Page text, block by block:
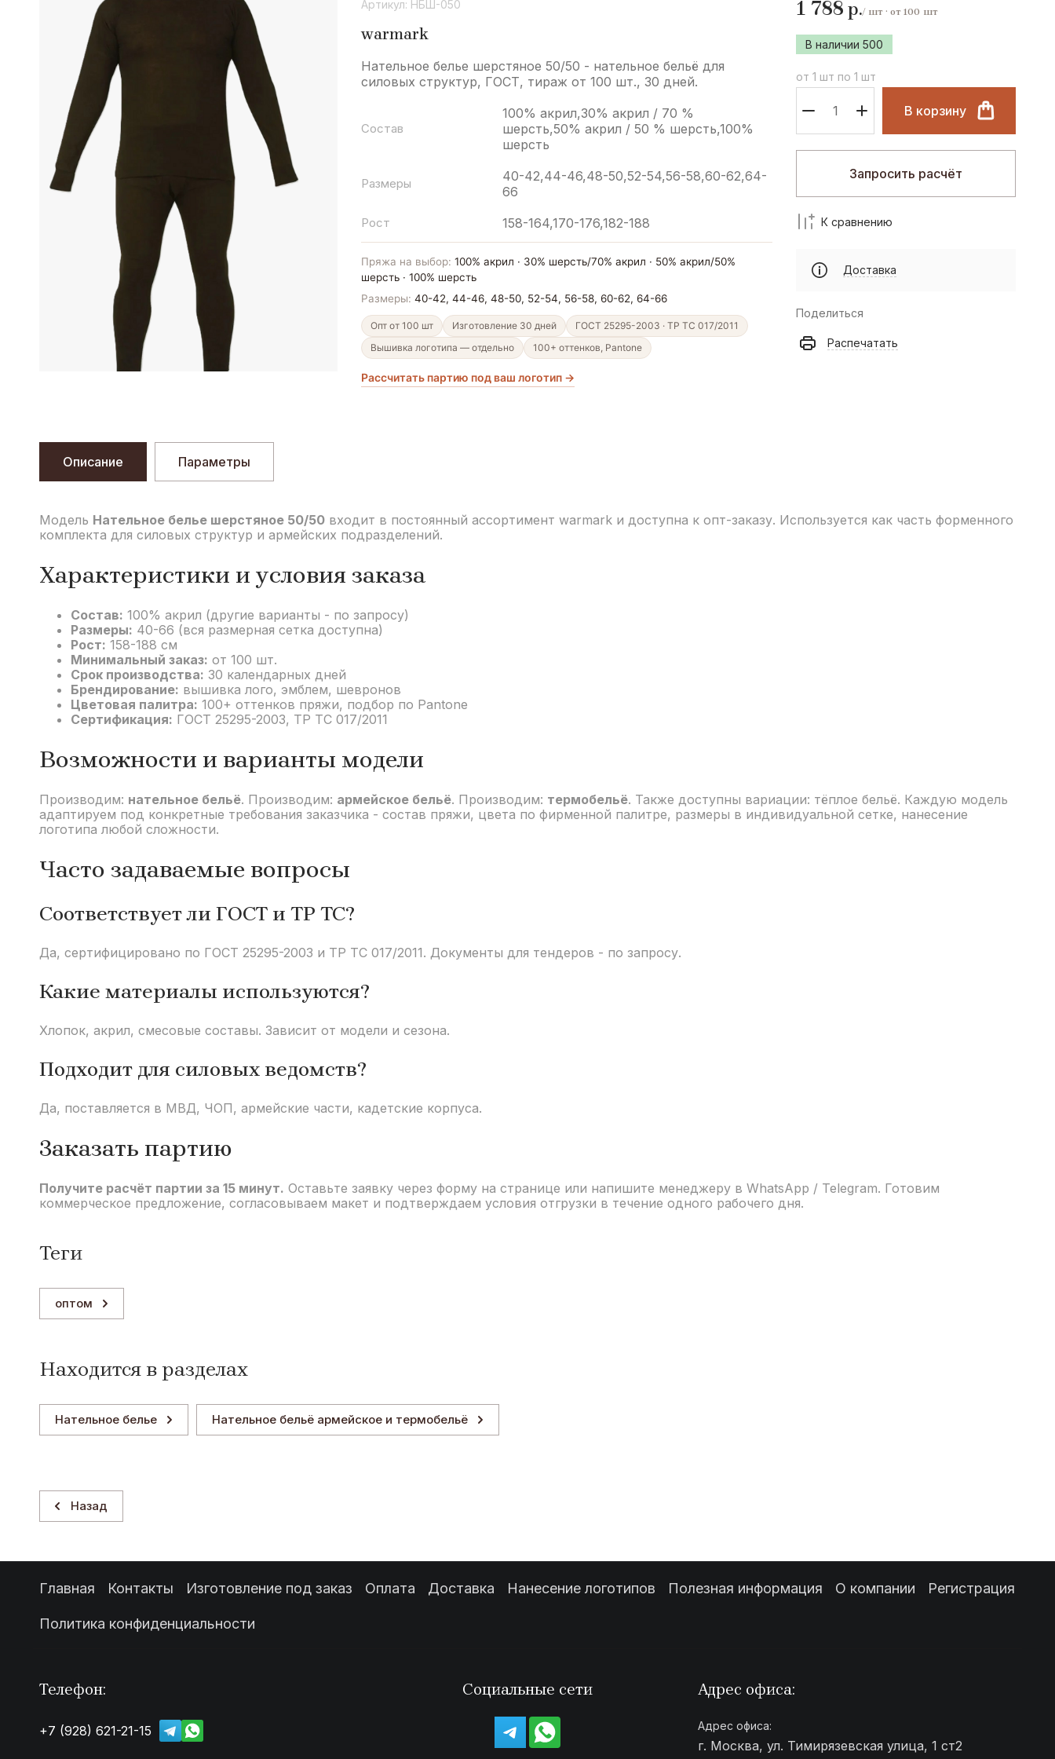
Форма для ЧОП и охранных предприятий Форма для юнармии и военно-патриотических клубов
Форма для МЧС и спасательных служб Атрибутика для спортивных клубов и фанатских движений
Фанатские и сувенирные шарфы Фанатские шапки Вязаные платья оптом и на заказ
Форменные джемперы и свитеры для силовых структур Нательное бельё армейское и термобельё
Форменные жилеты с логотипом Оптовикам Вязаный мерч на заказ под бренд
Корпоративные подарки из трикотажа Шапки и шарфы с логотипом на заказ
Вязаные пледы оптом Толстовки на заказ
Артикул: НБШ-050
warmark
Нательное белье шерстяное 50/50 - нательное бельё для
силовых структур, ГОСТ, тираж от 100 шт., 30 дней.
Состав
100% акрил,30% акрил / 70 %
шерсть,50% акрил / 50 % шерсть,100%
шерсть
Размеры
40-42,44-46,48-50,52-54,56-58,60-62,64-
66
Рост 158-164,170-176,182-188
Пряжа на выбор: 100% акрил · 30% шерсть/70% акрил · 50% акрил/50%
шерсть · 100% шерсть
Размеры: 40-42, 44-46, 48-50, 52-54, 56-58, 60-62, 64-66
Опт от 100 шт Изготовление 30 дней
ГОСТ 25295-2003 · ТР ТС 017/2011
Вышивка логотипа — отдельно
100+ оттенков, Pantone
Рассчитать партию под ваш логотип →
В наличии 500
1 788 р.
от 1 шт по 1 шт
В корзину
Запросить расчёт
К сравнению
Доставка
Поделиться
Распечатать
Описание Параметры
Модель Нательное белье шерстяное 50/50 входит в постоянный ассортимент warmark и доступна к опт-заказу. Используется как часть форменного
комплекта для силовых структур и армейских подразделений.
Характеристики и условия заказа
Состав: 100% акрил (другие варианты - по запросу)
Размеры: 40-66 (вся размерная сетка доступна)
Рост: 158-188 см
Минимальный заказ: от 100 шт.
Срок производства: 30 календарных дней
Брендирование: вышивка лого, эмблем, шевронов
Цветовая палитра: 100+ оттенков пряжи, подбор по Pantone
Сертификация: ГОСТ 25295-2003, ТР ТС 017/2011
Возможности и варианты модели
Производим: нательное бельё. Производим: армейское бельё. Производим: термобельё. Также доступны вариации: тёплое бельё. Каждую модель
адаптируем под конкретные требования заказчика - состав пряжи, цвета по фирменной палитре, размеры в индивидуальной сетке, нанесение
логотипа любой сложности.
Часто задаваемые вопросы
Соответствует ли ГОСТ и ТР ТС?
Да, сертифицировано по ГОСТ 25295-2003 и ТР ТС 017/2011. Документы для тендеров - по запросу.
Какие материалы используются?
Хлопок, акрил, смесовые составы. Зависит от модели и сезона.
Подходит для силовых ведомств?
Да, поставляется в МВД, ЧОП, армейские части, кадетские корпуса.
Заказать партию
Получите расчёт партии за 15 минут. Оставьте заявку через форму на странице или напишите менеджеру в WhatsApp / Telegram. Готовим
коммерческое предложение, согласовываем макет и подтверждаем условия отгрузки в течение одного рабочего дня.
теги
оптом
Находится в разделах
Нательное белье Нательное бельё армейское и термобельё
Назад
Главная Контакты Изготовление под заказ Оплата Доставка Нанесение логотипов Полезная информация О компании Регистрация
Политика конфиденциальности
Телефон:
+7 (928) 621-21-15
Социальные сети Адрес офиса:
Адрес офиса:
г. Москва, ул. Тимирязевская улица, 1 ст2